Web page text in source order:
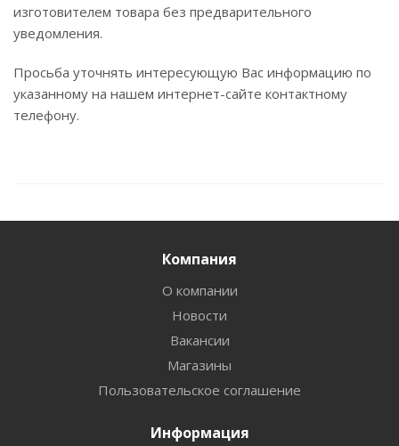
изготовителем товара без предварительного
уведомления.
Просьба уточнять интересующую Вас информацию по
указанному на нашем интернет-сайте контактному
телефону.
Компания
О компании
Новости
Вакансии
Магазины
Пользовательское соглашение
Информация